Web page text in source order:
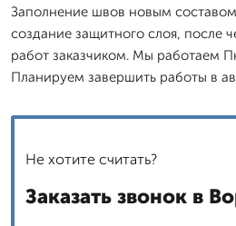
Заполнение швов новым
создание защитного слоя, после
работ заказчиком. Мы работаем
Планируем завершить работы в
Не хотите считать?
Заказать звонок в